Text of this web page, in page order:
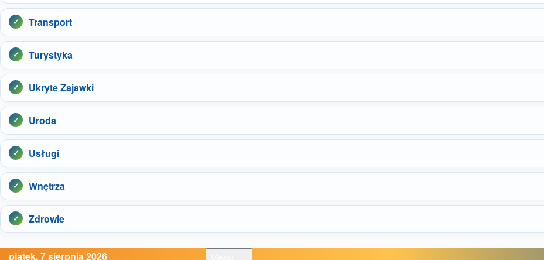
Transport
Turystyka
Ukryte Zajawki
Uroda
Usługi
Wnętrza
Zdrowie
piątek, 7 sierpnia 2026